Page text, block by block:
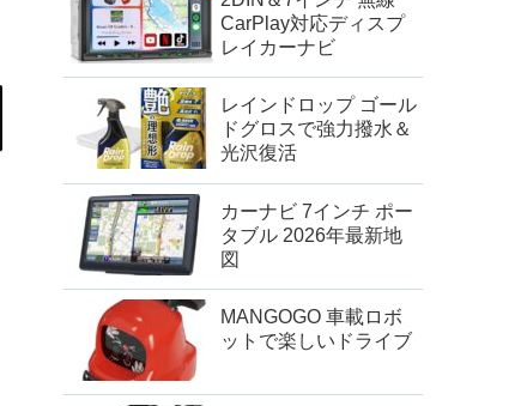
CarPlay対応ディスプ
レイカーナビ
レインドロップ ゴール
ドグロスで強力撥水＆
光沢復活
カーナビ 7インチ ポー
タブル 2026年最新地
図
MANGOGO 車載ロボ
ットで楽しいドライブ